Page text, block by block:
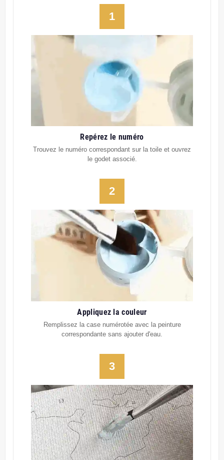
1
Repérez le numéro
Trouvez le numéro correspondant sur la toile et ouvrez
le godet associé.
2
Appliquez la couleur
Remplissez la case numérotée avec la peinture
correspondante sans ajouter d'eau.
3